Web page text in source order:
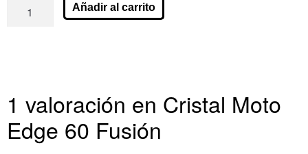
Añadir al carrito
1 valoración en Cristal Moto
Edge 60 Fusión